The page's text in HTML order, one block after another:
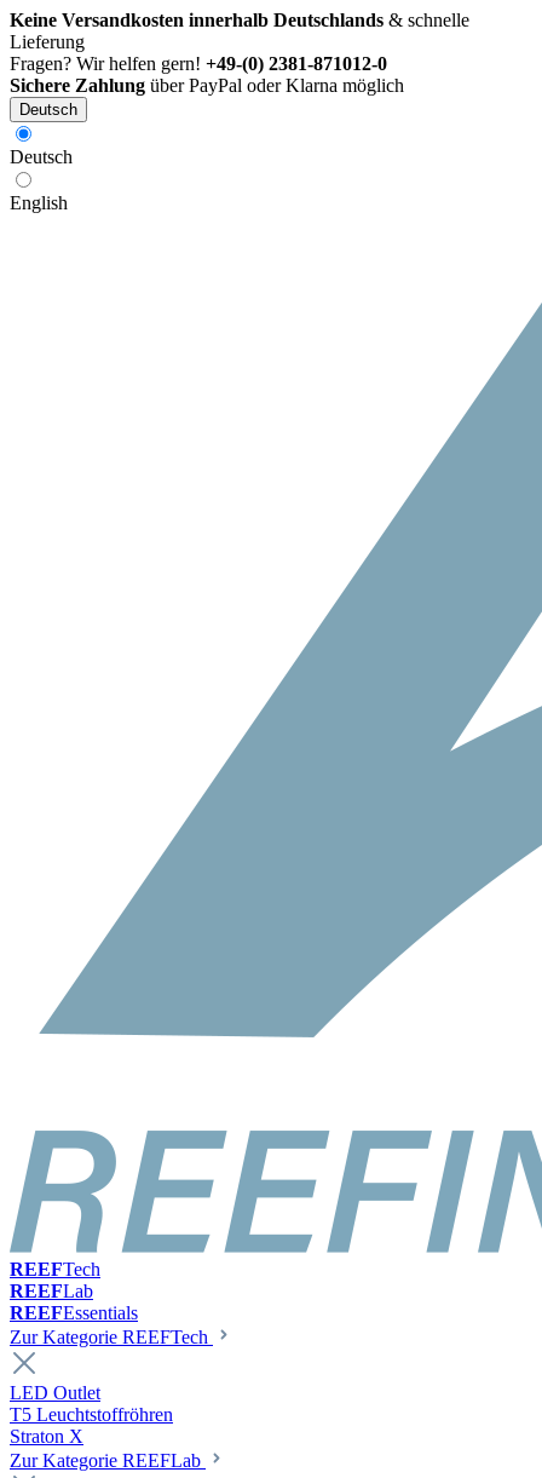
Keine Versandkosten innerhalb Deutschlands & schnelle
Lieferung
Fragen? Wir helfen gern! +49-(0) 2381-871012-0
Sichere Zahlung über PayPal oder Klarna möglich
Deutsch
Deutsch
English
REEFTech
REEFLab
REEFEssentials
Zur Kategorie REEFTech
LED Outlet
T5 Leuchtstoffröhren
Straton X
Zur Kategorie REEFLab